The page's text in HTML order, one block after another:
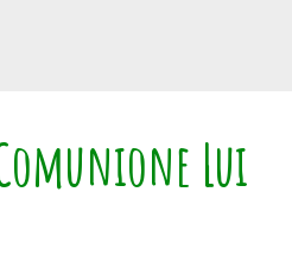
Lui